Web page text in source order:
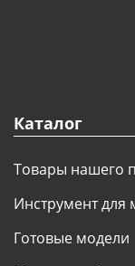
Каталог
Товары нашего
Инструмент для
Готовые модели